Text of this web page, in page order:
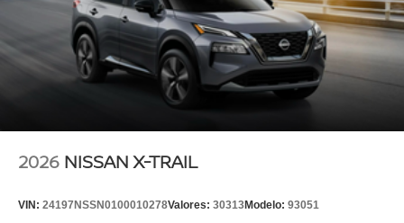
2026 NISSAN X-TRAIL
VIN: 24197NSSN0100010278Valores: 30313Modelo: 93051